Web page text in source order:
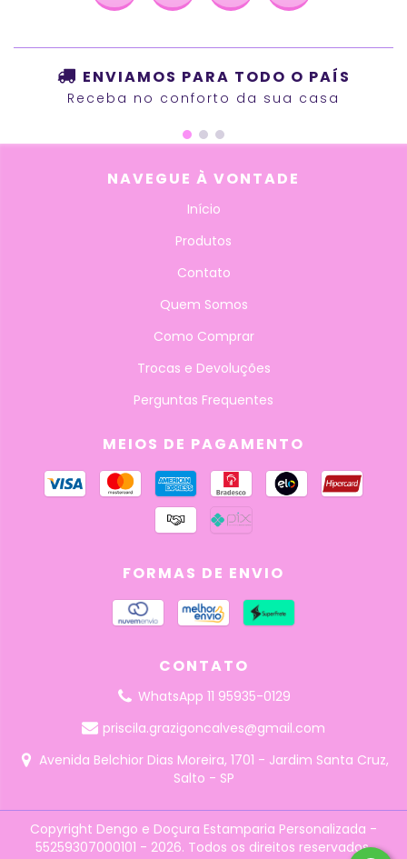
ENVIAMOS PARA TODO O PAÍS
Receba no conforto da sua casa
NAVEGUE À VONTADE
Início
Produtos
Contato
Quem Somos
Como Comprar
Trocas e Devoluções
Perguntas Frequentes
MEIOS DE PAGAMENTO
FORMAS DE ENVIO
CONTATO
WhatsApp 11 95935-0129
priscila.grazigoncalves@gmail.com
Avenida Belchior Dias Moreira, 1701 - Jardim Santa Cruz,
Salto - SP
Copyright Dengo e Doçura Estamparia Personalizada -
55259307000101 - 2026. Todos os direitos reservados.